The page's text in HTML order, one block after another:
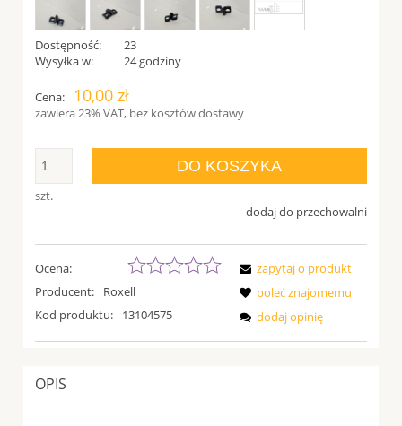
Dostępność:
23
Wysyłka w:
24 godziny
Cena: 10,00 zł
zawiera 23% VAT, bez kosztów dostawy
szt.
DO KOSZYKA
dodaj do przechowalni
Ocena:
Producent:
Roxell
Kod produktu:
13104575
zapytaj o produkt
poleć znajomemu
dodaj opinię
OPIS